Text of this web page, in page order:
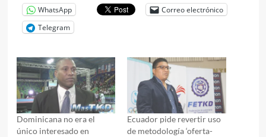
WhatsApp
Correo electrónico
Telegram
Dominicana no era el
único interesado en
Ecuador pide revertir uso
de metodología ‘oferta-